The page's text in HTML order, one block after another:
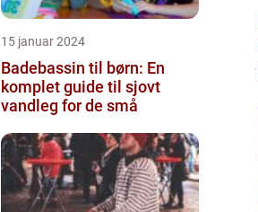
15 januar 2024
Badebassin til børn: En
komplet guide til sjovt
vandleg for de små